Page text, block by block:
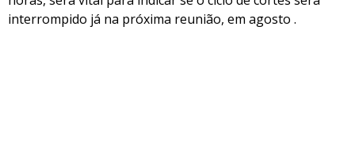
interrompido já na próxima reunião, em agosto .